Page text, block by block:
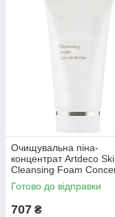
Очищувальна піна-
концентрат Artdeco
Cleansing Foam
(тестер) 50ml
(4052136086157)
Готово до відправки
707 ₴